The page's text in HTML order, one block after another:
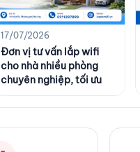
17/07/2026
Đơn vị tư vấn lắp wifi
cho nhà nhiều phòng
chuyên nghiệp, tối ưu